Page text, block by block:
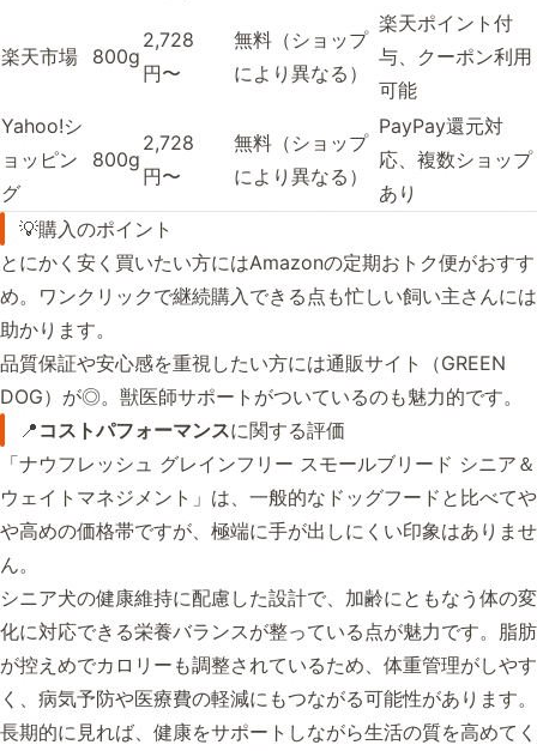
楽天市場 800g
2,728
円〜
無料（ショップ
により異なる）
楽天ポイント付
与、クーポン利用
可能
Yahoo!シ
ョッピン
グ
800g
2,728
円〜
無料（ショップ
により異なる）
PayPay還元対
応、複数ショップ
あり
💡購入のポイント
とにかく安く買いたい方にはAmazonの定期おトク便がおすす
め。ワンクリックで継続購入できる点も忙しい飼い主さんには
助かります。
品質保証や安心感を重視したい方には通販サイト（GREEN
DOG）が◎。獣医師サポートがついているのも魅力的です。
📍 コストパフォーマンスに関する評価
「ナウフレッシュ グレインフリー スモールブリード シニア＆
ウェイトマネジメント」は、一般的なドッグフードと比べてや
や高めの価格帯ですが、極端に手が出しにくい印象はありませ
ん。
シニア犬の健康維持に配慮した設計で、加齢にともなう体の変
化に対応できる栄養バランスが整っている点が魅力です。脂肪
が控えめでカロリーも調整されているため、体重管理がしやす
く、病気予防や医療費の軽減にもつながる可能性があります。
長期的に見れば、健康をサポートしながら生活の質を高めてく